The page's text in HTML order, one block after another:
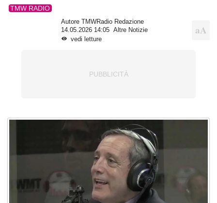
TMW RADIO
Autore TMWRadio Redazione
14.05.2026 14:05
Altre Notizie
vedi letture